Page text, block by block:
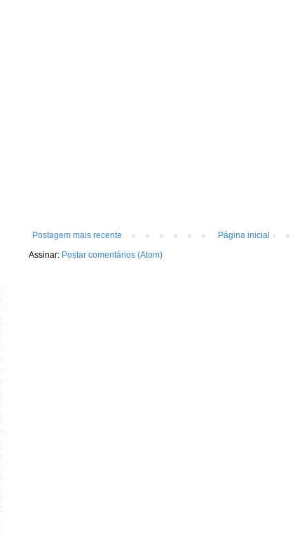
Postagem mais recente
Página inicial
Assinar: Postar comentários (Atom)